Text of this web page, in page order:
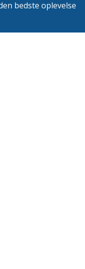
bedste oplevelse